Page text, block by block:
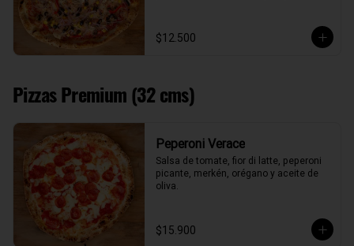
$12.500
Pizzas Premium (32 cms)
Peperoni Verace
Salsa de tomate, fior di latte, peperoni
picante, merkén, orégano y aceite de
oliva.
$15.900